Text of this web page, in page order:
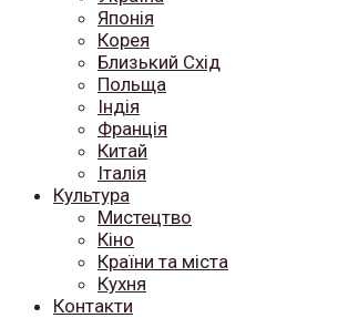
Японія
Корея
Близький Схід
Польща
Індія
Франція
Китай
Італія
Культура
Мистецтво
Кіно
Країни та міста
Кухня
Контакти